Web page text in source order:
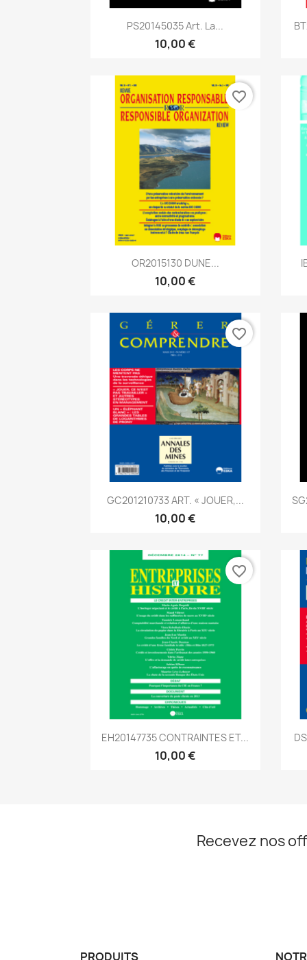
Aperçu rapide
PS20145035 Art. La...
10,00 €
Aperçu rapide
OR2015130 DUNE...
10,00 €
favorite_border
Aperçu rapide
GC201210733 ART. « JOUER,...
10,00 €
favorite_border
Aperçu rapide
EH20147735 CONTRAINTES ET...
10,00 €
favorite_border
Recevez nos
PRODUITS